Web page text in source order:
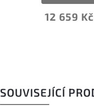
12 659 Kč
SOUVISEJÍCÍ